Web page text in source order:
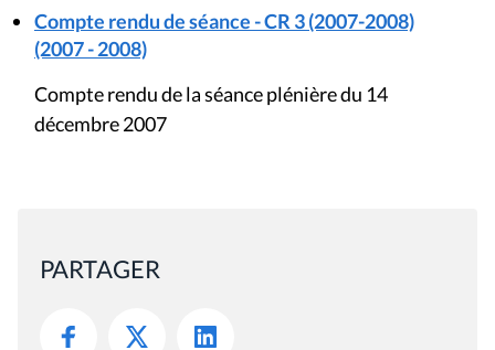
Compte rendu de séance - CR 3 (2007-2008)
(2007 - 2008)
Compte rendu de la séance plénière du 14
décembre 2007
PARTAGER